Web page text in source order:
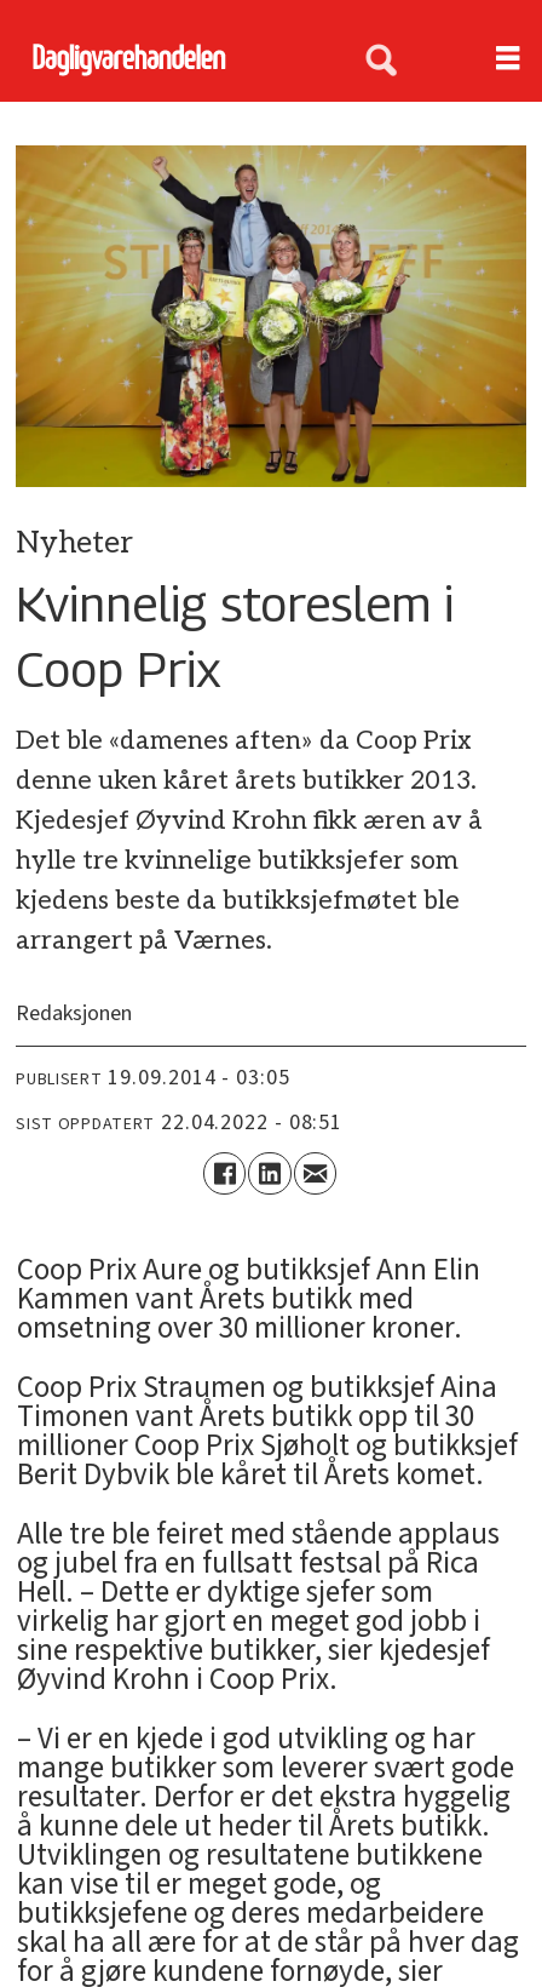
Nyheter
Kvinnelig storeslem i
Coop Prix
Det ble «damenes aften» da Coop Prix
denne uken kåret årets butikker 2013.
Kjedesjef Øyvind Krohn fikk æren av å
hylle tre kvinnelige butikksjefer som
kjedens beste da butikksjefmøtet ble
arrangert på Værnes.
Redaksjonen
PUBLISERT 19.09.2014 - 03:05
SIST OPPDATERT 22.04.2022 - 08:51
Coop Prix Aure og butikksjef Ann Elin
Kammen vant Årets butikk med
omsetning over 30 millioner kroner.
Coop Prix Straumen og butikksjef Aina
Timonen vant Årets butikk opp til 30
millioner Coop Prix Sjøholt og butikksjef
Berit Dybvik ble kåret til Årets komet.
Alle tre ble feiret med stående applaus
og jubel fra en fullsatt festsal på Rica
Hell. – Dette er dyktige sjefer som
virkelig har gjort en meget god jobb i
sine respektive butikker, sier kjedesjef
Øyvind Krohn i Coop Prix.
– Vi er en kjede i god utvikling og har
mange butikker som leverer svært gode
resultater. Derfor er det ekstra hyggelig
å kunne dele ut heder til Årets butikk.
Utviklingen og resultatene butikkene
kan vise til er meget gode, og
butikksjefene og deres medarbeidere
skal ha all ære for at de står på hver dag
for å gjøre kundene fornøyde, sier